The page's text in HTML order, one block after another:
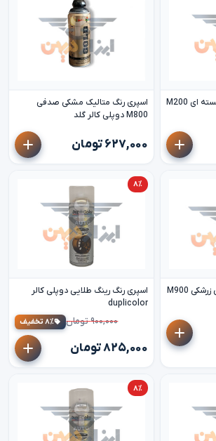
اسپری رنگ متالیک سبز پسته ای M200
اسپری رنگ متالیک مشکی صدفی
M800 دوپلی کالر گلد
۶۲۷,۰۰۰ تومان
اسپری رنگ متالیک مشکی زرشکی M900
۸٪
اسپری رنگ رینگ طلایی دوپلی کالر
duplicolor
۹۰۰,۰۰۰ تومان ۸٪ تخفیف
۸۲۵,۰۰۰ تومان
۸٪